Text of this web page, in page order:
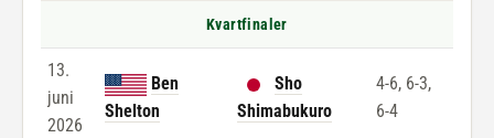
Kvartfinaler
13.
juni
2026
Ben
Shelton
Sho
Shimabukuro
4-6, 6-3,
6-4